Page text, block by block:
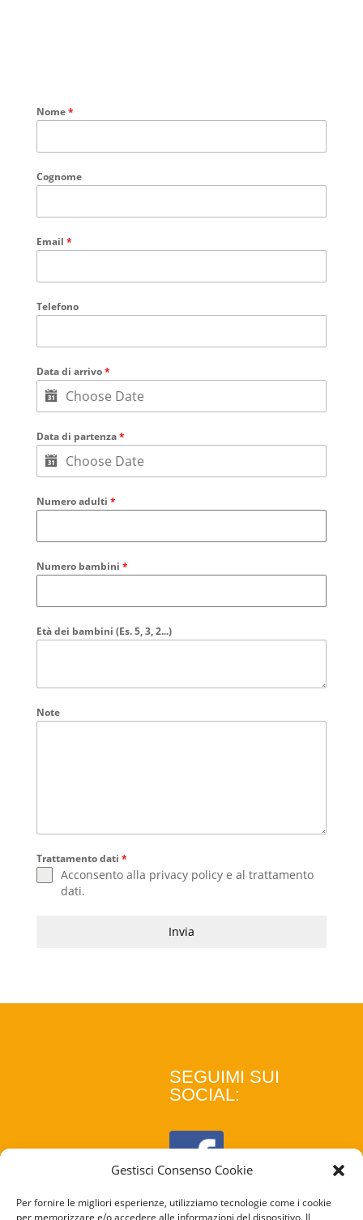
Gestisci Consenso Cookie
Per fornire le migliori esperienze, utilizziamo tecnologie come i cookie
per memorizzare e/o accedere alle informazioni del dispositivo. Il
Nome*
Cognome
Email *
Telefono
Data di arrivo*
Data di partenza*
Numero adulti *
Numero bambini *
Età dei bambini (Es. 5, 3, 2...)
Note
Trattamento dati *
Acconsento alla privacy policye al trattamento
dati.
Invia
SEGUIMI SUI
SOCIAL: